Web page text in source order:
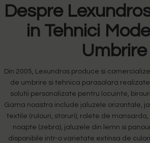
Despre
in Tehnici
Umbrire
Din 2005, Lexundros produce si
de umbrire si tehnica parasolara
solutii personalizate pentru locuinte,
Gama noastra include jaluzele orizontale,
textile (rulouri, storuri), rolete de
noapte (zebra), jaluzele din lemn si
disponibile intr-o varietate extinsa de